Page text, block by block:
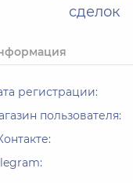
сделок
регистрации:
пользователя: